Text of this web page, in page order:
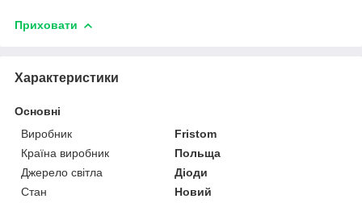
Приховати
Характеристики
Основні
Виробник
Fristom
Країна виробник
Польща
Джерело світла
Діоди
Стан
Новий